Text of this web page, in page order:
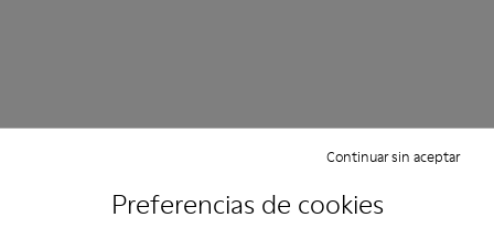
Preferencias de cookies
Continuar sin aceptar